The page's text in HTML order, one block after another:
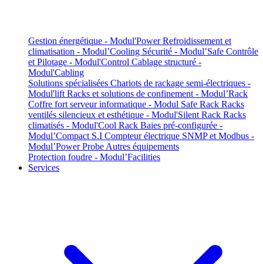
Gestion énergétique - Modul'PowerRefroidissement et
climatisation - Modul’Cooling Sécurité - Modul’Safe Contrôle
et Pilotage - Modul'Control Cablage structuré -
Modul'Cabling
Solutions spécialisées Chariots de rackage semi-électriques -
Modul'lift Racks et solutions de confinement - Modul’Rack
Coffre fort serveur informatique - Modul Safe Rack Racks
ventilés silencieux et esthétique - Modul'Silent Rack Racks
climatisés - Modul'Cool Rack Baies pré-configurée -
Modul’Compact S.I Compteur électrique SNMP et Modbus -
Modul’Power Probe Autres équipements
Protection foudre - Modul’Facilities
Services